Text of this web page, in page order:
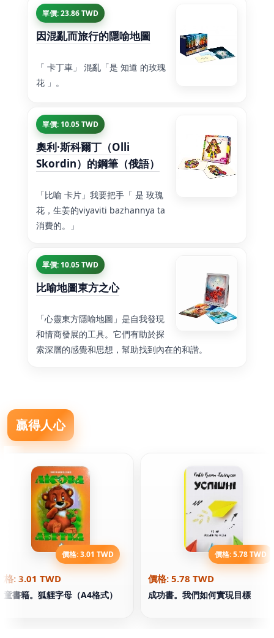
單價: 23.86 TWD
因混亂而旅行的隱喻地圖
「 卡丁車」 混亂「是 知道 的玫瑰
花 」。
單價: 10.05 TWD
奧利·斯科爾丁（Olli
Skordin）的鋼筆（俄語）
「比喻 卡片」我要把手「 是 玫瑰
花，生姜的viyaviti bazhannya ta
消費的。」
單價: 10.05 TWD
比喻地圖東方之心
「心靈東方隱喻地圖」是自我發現
和情商發展的工具。它們有助於探
索深層的感覺和思想，幫助找到內在的和諧。
贏得人心
價格: 3.01 TWD
格: 3.01 TWD
童書籍。狐貍字母（A4格式）
價格: 5.78 TWD
價格: 5.78 TWD
成功書。我們如何實現目標